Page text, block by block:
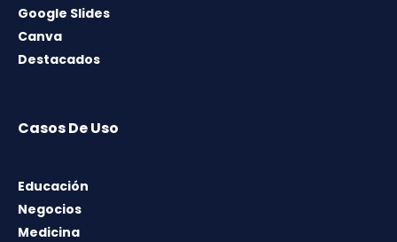
Google Slides
Canva
Destacados
Casos De Uso
Educación
Negocios
Medicina